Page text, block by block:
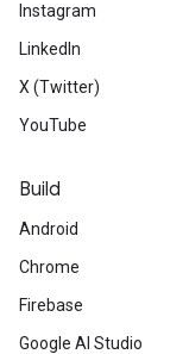
Instagram
LinkedIn
X (Twitter)
YouTube
Build
Android
Chrome
Firebase
Google AI Studio